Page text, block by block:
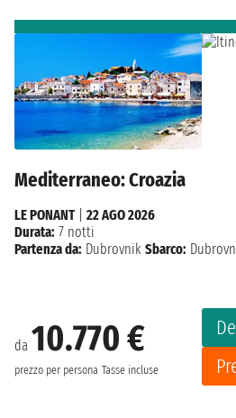
Mediterraneo: Croazia
da 10.770 €
prezzo per persona Tasse incluse
LE PONANT| 22 AGO 2026
Durata: 7 notti
Partenza da: Dubrovnik Sbarco: